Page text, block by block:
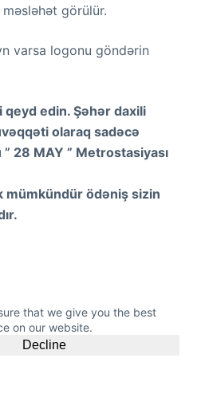
that we give you the best
on our website.
Decline
görülür.
varsa logonu göndərin
edin. Şəhər daxili
olaraq sadəcə
28 MAY ” Metrostasiyası
mümkündür ödəniş sizin